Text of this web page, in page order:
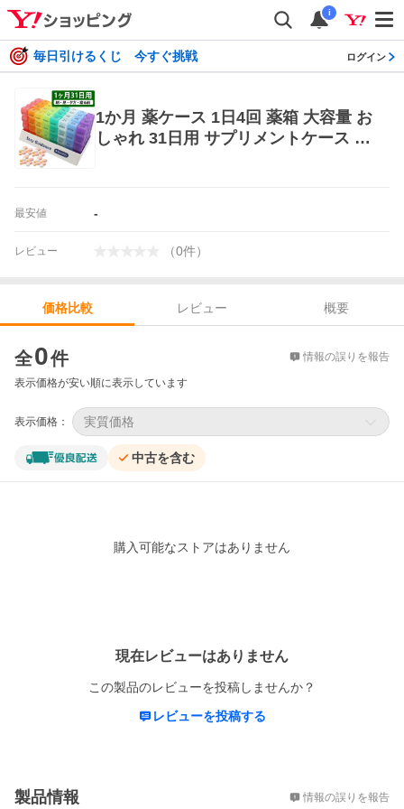
i
毎日引けるくじ 今すぐ挑戦 ログイン
1か月 薬ケース 1日4回 薬箱 大容量 お
しゃれ 31日用 サプリメントケース 収
最安値 -
レビュー （0件）
価格比較 レビュー
概要
全0件 情報の誤りを報告
表示価格が安い順に表示しています
表示価格： 実質価格
中古を含む
購入可能なストアはありません
現在レビューはありません
この製品のレビューを投稿しませんか？
レビューを投稿する
製品情報 情報の誤りを報告